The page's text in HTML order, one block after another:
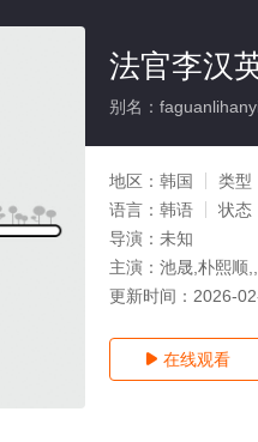
法官李汉
别名：
地区： 韩国 类型
语言： 韩语 状态
导演： 未知
主演： 池晟,朴熙顺
更新时间： 2026-
 在线观看